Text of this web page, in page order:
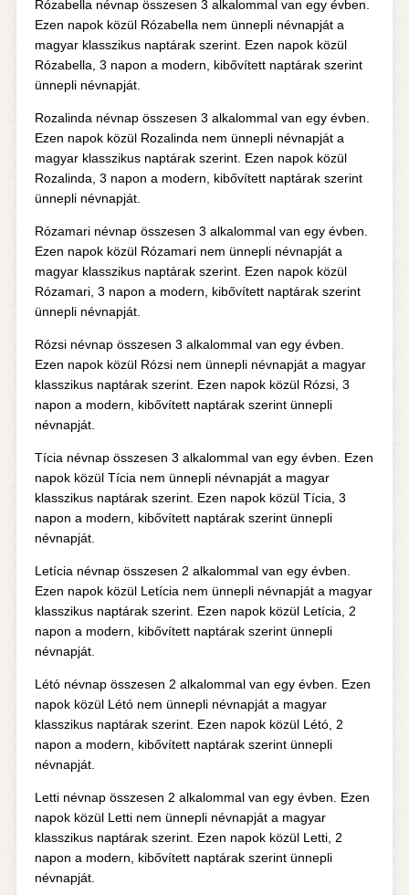
Rózabella névnap összesen 3 alkalommal van egy évben.
Ezen napok közül Rózabella nem ünnepli névnapját a
magyar klasszikus naptárak szerint. Ezen napok közül
Rózabella, 3 napon a modern, kibővített naptárak szerint
ünnepli névnapját.
Rozalinda névnap összesen 3 alkalommal van egy évben.
Ezen napok közül Rozalinda nem ünnepli névnapját a
magyar klasszikus naptárak szerint. Ezen napok közül
Rozalinda, 3 napon a modern, kibővített naptárak szerint
ünnepli névnapját.
Rózamari névnap összesen 3 alkalommal van egy évben.
Ezen napok közül Rózamari nem ünnepli névnapját a
magyar klasszikus naptárak szerint. Ezen napok közül
Rózamari, 3 napon a modern, kibővített naptárak szerint
ünnepli névnapját.
Rózsi névnap összesen 3 alkalommal van egy évben.
Ezen napok közül Rózsi nem ünnepli névnapját a magyar
klasszikus naptárak szerint. Ezen napok közül Rózsi, 3
napon a modern, kibővített naptárak szerint ünnepli
névnapját.
Tícia névnap összesen 3 alkalommal van egy évben. Ezen
napok közül Tícia nem ünnepli névnapját a magyar
klasszikus naptárak szerint. Ezen napok közül Tícia, 3
napon a modern, kibővített naptárak szerint ünnepli
névnapját.
Letícia névnap összesen 2 alkalommal van egy évben.
Ezen napok közül Letícia nem ünnepli névnapját a magyar
klasszikus naptárak szerint. Ezen napok közül Letícia, 2
napon a modern, kibővített naptárak szerint ünnepli
névnapját.
Létó névnap összesen 2 alkalommal van egy évben. Ezen
napok közül Létó nem ünnepli névnapját a magyar
klasszikus naptárak szerint. Ezen napok közül Létó, 2
napon a modern, kibővített naptárak szerint ünnepli
névnapját.
Letti névnap összesen 2 alkalommal van egy évben. Ezen
napok közül Letti nem ünnepli névnapját a magyar
klasszikus naptárak szerint. Ezen napok közül Letti, 2
napon a modern, kibővített naptárak szerint ünnepli
névnapját.